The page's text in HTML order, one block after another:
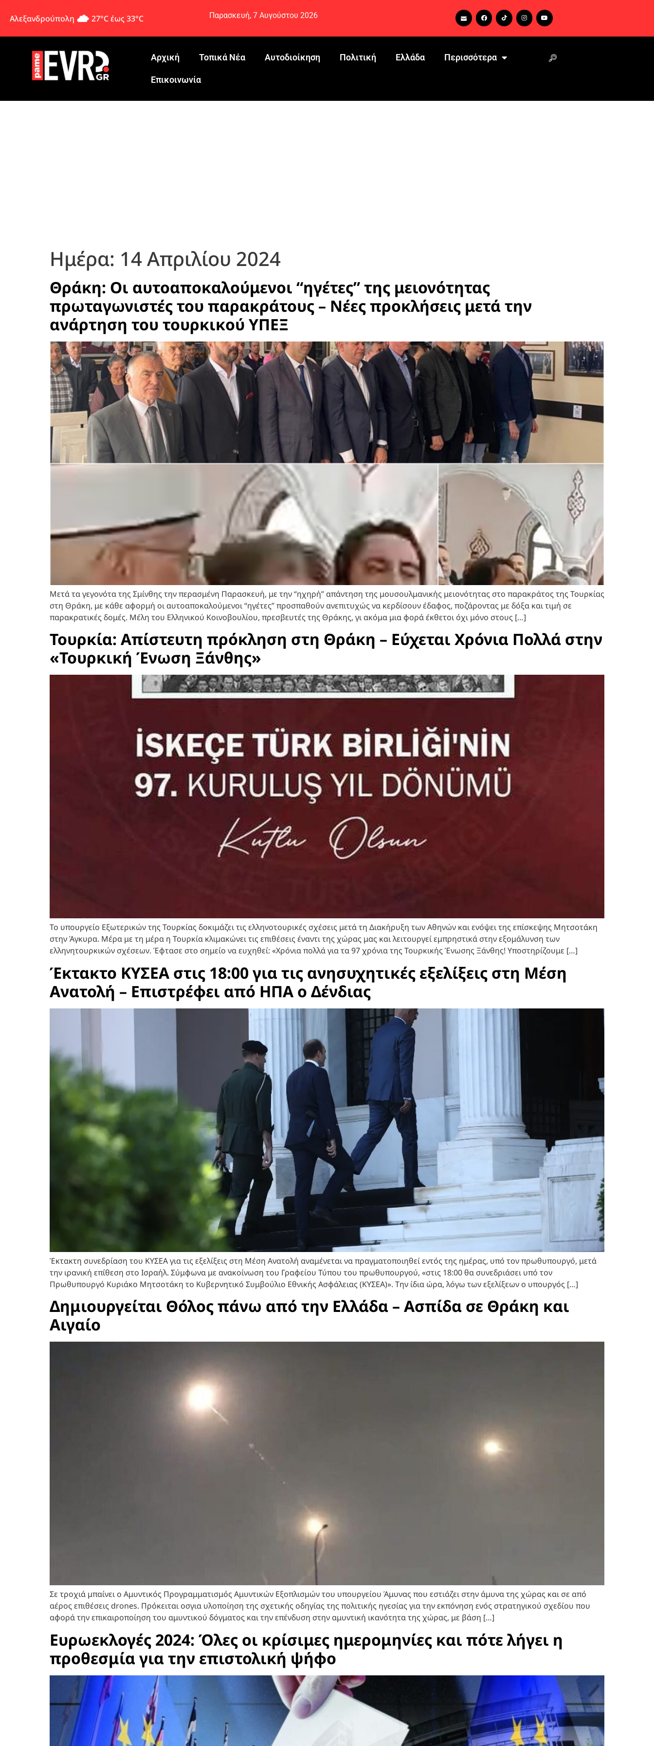
Αλεξανδρούπολη 27°C έως 33°C Παρασκευή, 7 Αυγούστου 2026
Αρχική Τοπικά Νέα Αυτοδιοίκηση Πολιτική Ελλάδα Περισσότερα
Eπικοινωνία
Ημέρα: 14 Απριλίου 2024
Θράκη: Οι αυτοαποκαλούμενοι “ηγέτες” της μειονότητας
πρωταγωνιστές του παρακράτους – Νέες προκλήσεις μετά την
ανάρτηση του τουρκικού ΥΠΕΞ
Μετά τα γεγονότα της Σμίνθης την περασμένη Παρασκευή, με την “ηχηρή” απάντηση της μουσουλμανικής μειονότητας στο παρακράτος της Τουρκίας
στη Θράκη, με κάθε αφορμή οι αυτοαποκαλούμενοι “ηγέτες” προσπαθούν ανεπιτυχώς να κερδίσουν έδαφος, ποζάροντας με δόξα και τιμή σε
παρακρατικές δομές. Μέλη του Ελληνικού Κοινοβουλίου, πρεσβευτές της Θράκης, γι ακόμα μια φορά έκθετοι όχι μόνο στους […]
Τουρκία: Απίστευτη πρόκληση στη Θράκη – Εύχεται Χρόνια Πολλά στην
«Τουρκική Ένωση Ξάνθης»
Το υπουργείο Εξωτερικών της Τουρκίας δοκιμάζει τις ελληνοτουρικές σχέσεις μετά τη Διακήρυξη των Αθηνών και ενόψει της επίσκεψης Μητσοτάκη
στην Άγκυρα. Μέρα με τη μέρα η Τουρκία κλιμακώνει τις επιθέσεις έναντι της χώρας μας και λειτουργεί εμπρηστικά στην εξομάλυνση των
ελληνητουρκικών σχέσεων. Έφτασε στο σημείο να ευχηθεί: «Χρόνια πολλά για τα 97 χρόνια της Τουρκικής Ένωσης Ξάνθης! Υποστηρίζουμε […]
Έκτακτο ΚΥΣΕΑ στις 18:00 για τις ανησυχητικές εξελίξεις στη Μέση
Ανατολή – Επιστρέφει από ΗΠΑ ο Δένδιας
Έκτακτη συνεδρίαση του ΚΥΣΕΑ για τις εξελίξεις στη Μέση Ανατολή αναμένεται να πραγματοποιηθεί εντός της ημέρας, υπό τον πρωθυπουργό, μετά
την ιρανική επίθεση στο Ισραήλ. Σύμφωνα με ανακοίνωση του Γραφείου Τύπου του πρωθυπουργού, «στις 18:00 θα συνεδριάσει υπό τον
Πρωθυπουργό Κυριάκο Μητσοτάκη το Κυβερνητικό Συμβούλιο Εθνικής Ασφάλειας (ΚΥΣΕΑ)». Την ίδια ώρα, λόγω των εξελίξεων ο υπουργός […]
Δημιουργείται Θόλος πάνω από την Ελλάδα – Ασπίδα σε Θράκη και
Αιγαίο
Σε τροχιά μπαίνει ο Αμυντικός Προγραμματισμός Αμυντικών Εξοπλισμών του υπουργείου Άμυνας που εστιάζει στην άμυνα της χώρας και σε από
αέρος επιθέσεις drones. Πρόκειται οσγια υλοποίηση της σχετικής οδηγίας της πολιτικής ηγεσίας για την εκπόνηση ενός στρατηγικού σχεδίου που
αφορά την επικαιροποίηση του αμυντικού δόγματος και την επένδυση στην αμυντική ικανότητα της χώρας, με βάση […]
Ευρωεκλογές 2024: Όλες οι κρίσιμες ημερομηνίες και πότε λήγει η
προθεσμία για την επιστολική ψήφο